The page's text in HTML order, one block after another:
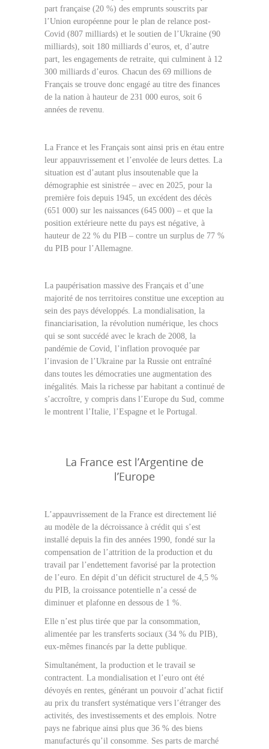
part française (20 %) des emprunts souscrits par
l’Union européenne pour le plan de relance post-
Covid (807 milliards) et le soutien de l’Ukraine (90
milliards), soit 180 milliards d’euros, et, d’autre
part, les engagements de retraite, qui culminent à 12
300 milliards d’euros. Chacun des 69 millions de
Français se trouve donc engagé au titre des finances
de la nation à hauteur de 231 000 euros, soit 6
années de revenu.
La France et les Français sont ainsi pris en étau entre
leur appauvrissement et l’envolée de leurs dettes. La
situation est d’autant plus insoutenable que la
démographie est sinistrée – avec en 2025, pour la
première fois depuis 1945, un excédent des décès
(651 000) sur les naissances (645 000) – et que la
position extérieure nette du pays est négative, à
hauteur de 22 % du PIB – contre un surplus de 77 %
du PIB pour l’Allemagne.
La paupérisation massive des Français et d’une
majorité de nos territoires constitue une exception au
sein des pays développés. La mondialisation, la
financiarisation, la révolution numérique, les chocs
qui se sont succédé avec le krach de 2008, la
pandémie de Covid, l’inflation provoquée par
l’invasion de l’Ukraine par la Russie ont entraîné
dans toutes les démocraties une augmentation des
inégalités. Mais la richesse par habitant a continué de
s’accroître, y compris dans l’Europe du Sud, comme
le montrent l’Italie, l’Espagne et le Portugal.
La France est l’Argentine de
l’Europe
L’appauvrissement de la France est directement lié
au modèle de la décroissance à crédit qui s’est
installé depuis la fin des années 1990, fondé sur la
compensation de l’attrition de la production et du
travail par l’endettement favorisé par la protection
de l’euro. En dépit d’un déficit structurel de 4,5 %
du PIB, la croissance potentielle n’a cessé de
diminuer et plafonne en dessous de 1 %.
Elle n’est plus tirée que par la consommation,
alimentée par les transferts sociaux (34 % du PIB),
eux-mêmes financés par la dette publique.
Simultanément, la production et le travail se
contractent. La mondialisation et l’euro ont été
dévoyés en rentes, générant un pouvoir d’achat fictif
au prix du transfert systématique vers l’étranger des
activités, des investissements et des emplois. Notre
pays ne fabrique ainsi plus que 36 % des biens
manufacturés qu’il consomme. Ses parts de marché